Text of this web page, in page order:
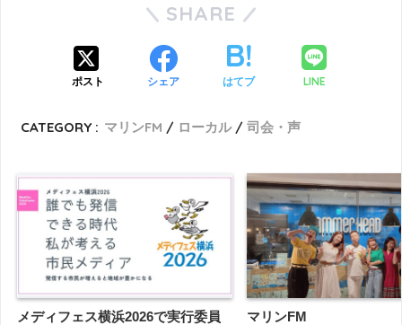
SHARE
ポスト シェア はてブ LINE
CATEGORY : マリンFM ローカル 司会・声
メディフェス横浜2026で実行委員
マリンFM